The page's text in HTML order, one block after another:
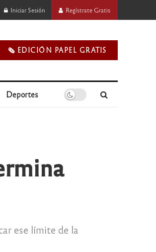
Iniciar Sesión Regístrate Gratis
🗞️ EDICIÓN PAPEL GRATIS
Deportes
ese límite de la